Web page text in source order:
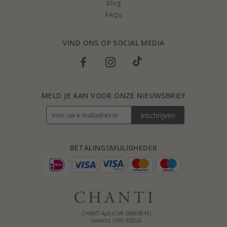
Blog
FAQs
VIND ONS OP SOCIAL MEDIA
CHANTI ApS (CVR 28863845)
Gesticht 1995 ©2026
BETALINGSMULIGHEDER
MELD JE AAN VOOR ONZE NIEUWSBRIEF
Inschrijven